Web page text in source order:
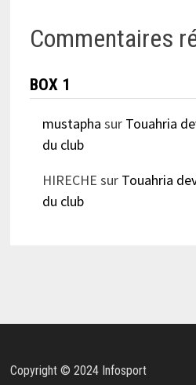
Commentaires
BOX 1
mustapha sur Touahria
du club
HIRECHE sur Touahria
du club
Copyright © 2024 Infosport